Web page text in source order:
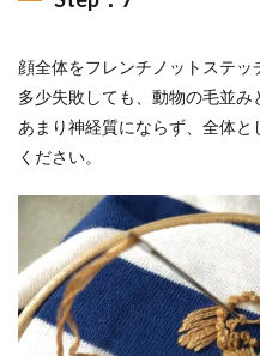
顔全体をフレンチノットステッ
多少失敗しても、動物の毛並
あまり神経質にならず、全体
ください。